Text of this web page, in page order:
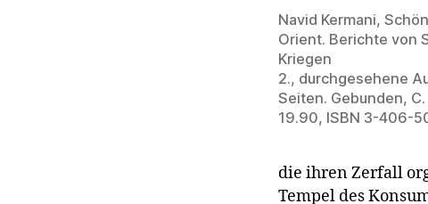
Navid Kermani,
Orient. Berichte von
Kriegen
2., durchgesehene
Seiten. Gebunden, C.
19.90, ISBN 3-406-
die ihren Zerfall
Tempel des